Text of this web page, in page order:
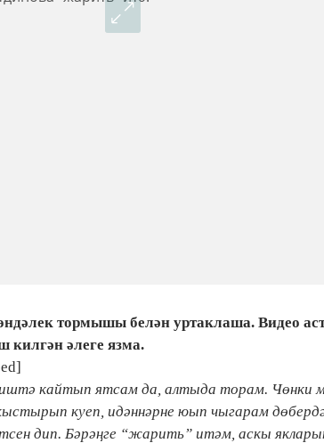
тормышы белән уртаклаша. Видео
килгән әлеге язма.
кайтып ятсам да, алтыда торам. Чөнки
куеп, идәннәрне юып чыгарам
дип. Бәрәңге “жарить” итәм, аскы